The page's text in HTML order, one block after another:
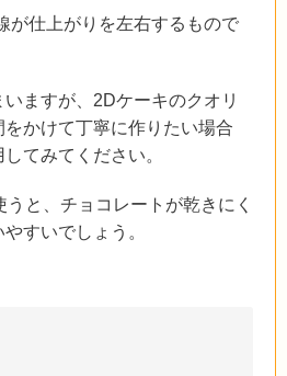
が仕上がりを左右するもので
ますが、2Dケーキのクオリ
かけて丁寧に作りたい場合
てみてください。
と、チョコレートが乾きにく
すいでしょう。